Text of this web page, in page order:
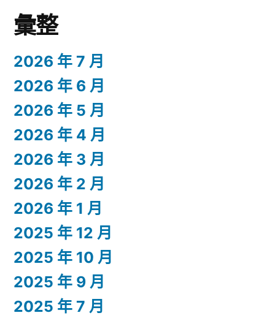
彙整
2026 年 7 月
2026 年 6 月
2026 年 5 月
2026 年 4 月
2026 年 3 月
2026 年 2 月
2026 年 1 月
2025 年 12 月
2025 年 10 月
2025 年 9 月
2025 年 7 月